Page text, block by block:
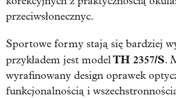
przeciwsłonecznyc.
Sportowe formy stają się bardziej
przykładem jest modelTH 2357/S.
wyrafinowany design oprawek
funkcjonalnością i